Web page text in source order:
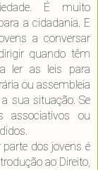
É muito
a cidadania. E
a conversar
quando têm
ler as leis para
ou assembleia
sua situação. Se
associativos ou
dos jovens é
ao Direito,